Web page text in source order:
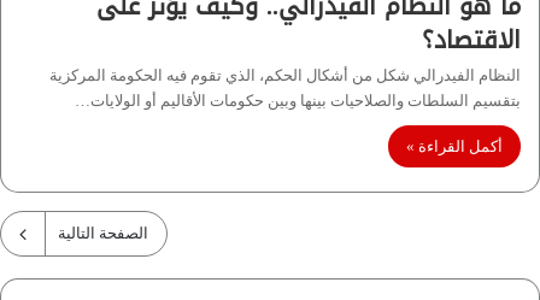
الاقتصاد؟
النظام الفيدرالي شكل من أشكال الحكم، الذي تقوم فيه الحكومة المركزية
بتقسيم السلطات والصلاحيات بينها وبين حكومات الأقاليم أو الولايات…
أكمل القراءة »
الصفحة التالية